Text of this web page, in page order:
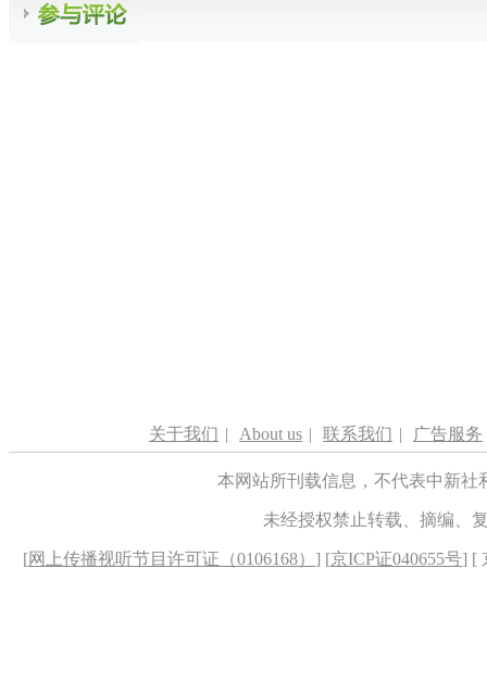
关于我们 | About us | 联系我们 | 广告服务
本网站所刊载信息，不代表中新
未经授权禁止转载、摘编、
[网上传播视听节目许可证（0106168） ] [京ICP证040655号] [